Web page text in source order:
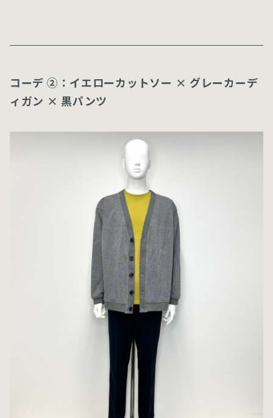
コーデ ②：イエローカットソー × グレーカーデ
ィガン × 黒パンツ